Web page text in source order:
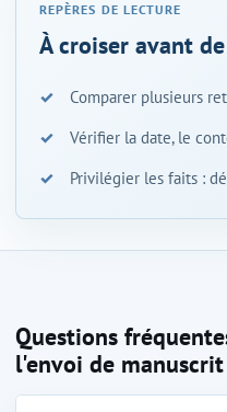
À croiser avant
Comparer plusieurs
Vérifier la date, le
Privilégier les faits :
Questions
l'envoi de manuscrit